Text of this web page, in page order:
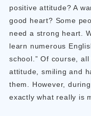
positive attitude? A
good heart? Some
need a strong heart.
learn numerous
school.” Of course,
attitude, smiling and
them. However,
exactly what really is